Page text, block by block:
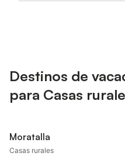
Destinos de
para Casas
Moratalla
Casas rurales